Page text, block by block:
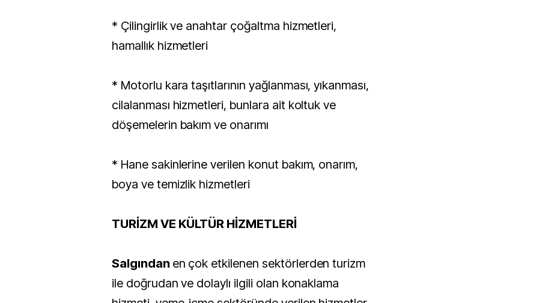
* Çilingirlik ve anahtar çoğaltma hizmetleri,
hamallık hizmetleri
* Motorlu kara taşıtlarının yağlanması, yıkanması,
cilalanması hizmetleri, bunlara ait koltuk ve
döşemelerin bakım ve onarımı
* Hane sakinlerine verilen konut bakım, onarım,
boya ve temizlik hizmetleri
TURİZM VE KÜLTÜR HİZMETLERİ
Salgından en çok etkilenen sektörlerden turizm
ile doğrudan ve dolaylı ilgili olan konaklama